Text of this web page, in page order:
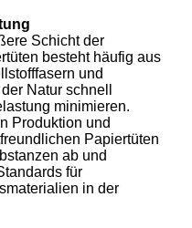
Schicht der
besteht häufig aus
und
Natur schnell
minimieren.
Produktion und
Papiertüten
ab und
für
in der